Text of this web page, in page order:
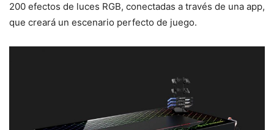
200 efectos de luces RGB, conectadas a través de una app,
que creará un escenario perfecto de juego.